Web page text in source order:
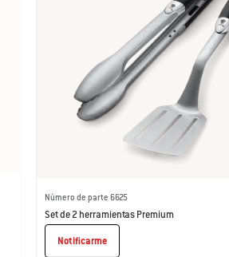
Número de parte 6625
Set de 2 herramientas Premium
Notificarme